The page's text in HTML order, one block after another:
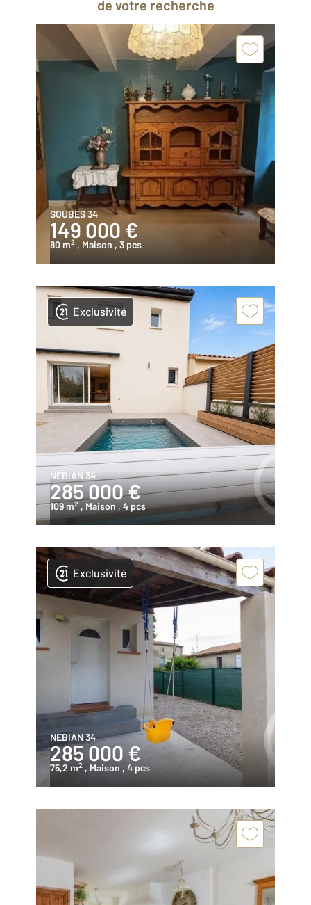
de votre recherche
SOUBES 34
149 000 €
80 m2 , Maison , 3 pcs
Exclusivité
NEBIAN 34
285 000 €
109 m2 , Maison , 4 pcs
Exclusivité
NEBIAN 34
285 000 €
75,2 m2 , Maison , 4 pcs